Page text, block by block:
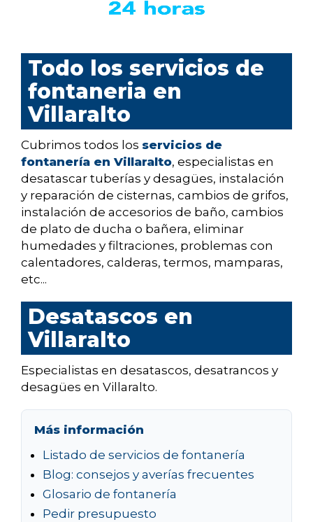
Todo los servicios de
fontaneria en
Villaralto
Cubrimos todos los servicios de
fontanería en Villaralto, especialistas en
desatascar tuberías y desagües, instalación
y reparación de cisternas, cambios de grifos,
instalación de accesorios de baño, cambios
de plato de ducha o bañera, eliminar
humedades y filtraciones, problemas con
calentadores, calderas, termos, mamparas,
etc...
Desatascos en
Villaralto
Especialistas en desatascos, desatrancos y
desagües en Villaralto.
Más información
Listado de servicios de fontanería
Blog: consejos y averías frecuentes
Glosario de fontanería
Pedir presupuesto